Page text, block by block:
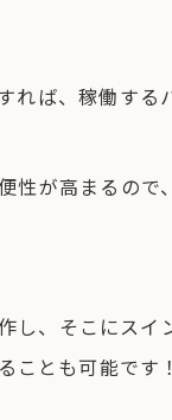
れば、稼働す
性が高まるの
し、そこにス
ことも可能です！